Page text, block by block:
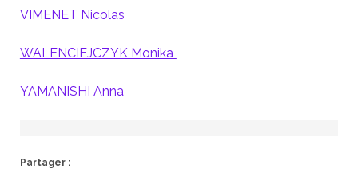
VIMENET Nicolas
WALENCIEJCZYK Monika
YAMANISHI Anna
Partager :